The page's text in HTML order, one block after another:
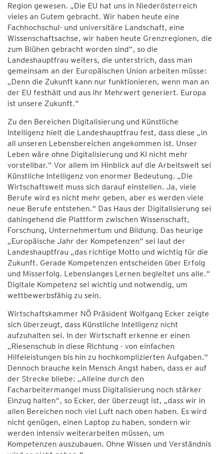
Region gewesen. „Die EU hat uns in Niederösterreich
vieles an Gutem gebracht. Wir haben heute eine
Fachhochschul- und universitäre Landschaft, eine
Wissenschaftsachse, wir haben heute Grenzregionen, die
zum Blühen gebracht worden sind“, so die
Landeshauptfrau weiters, die unterstrich, dass man
gemeinsam an der Europäischen Union arbeiten müsse:
„Denn die Zukunft kann nur funktionieren, wenn man an
der EU festhält und aus ihr Mehrwert generiert. Europa
ist unsere Zukunft.“
Zu den Bereichen Digitalisierung und Künstliche
Intelligenz hielt die Landeshauptfrau fest, dass diese „in
all unseren Lebensbereichen angekommen ist. Unser
Leben wäre ohne Digitalisierung und KI nicht mehr
vorstellbar.“ Vor allem im Hinblick auf die Arbeitswelt sei
Künstliche Intelligenz von enormer Bedeutung. „Die
Wirtschaftswelt muss sich darauf einstellen. Ja, viele
Berufe wird es nicht mehr geben, aber es werden viele
neue Berufe entstehen.“ Das Haus der Digitalisierung sei
dahingehend die Plattform zwischen Wissenschaft,
Forschung, Unternehmertum und Bildung. Das heurige
„Europäische Jahr der Kompetenzen“ sei laut der
Landeshauptfrau „das richtige Motto und wichtig für die
Zukunft. Gerade Kompetenzen entscheiden über Erfolg
und Misserfolg. Lebenslanges Lernen begleitet uns alle.“
Digitale Kompetenz sei wichtig und notwendig, um
wettbewerbsfähig zu sein.
Wirtschaftskammer NÖ Präsident Wolfgang Ecker zeigte
sich überzeugt, dass Künstliche Intelligenz nicht
aufzuhalten sei. In der Wirtschaft erkenne er einen
„Riesenschub in diese Richtung - von einfachen
Hilfeleistungen bis hin zu hochkomplizierten Aufgaben.“
Dennoch brauche kein Mensch Angst haben, dass er auf
der Strecke bliebe: „Alleine durch den
Facharbeitermangel muss Digitalisierung noch stärker
Einzug halten“, so Ecker, der überzeugt ist, „dass wir in
allen Bereichen noch viel Luft nach oben haben. Es wird
nicht genügen, einen Laptop zu haben, sondern wir
werden intensiv weiterarbeiten müssen, um
Kompetenzen auszubauen. Ohne Wissen und Verständnis